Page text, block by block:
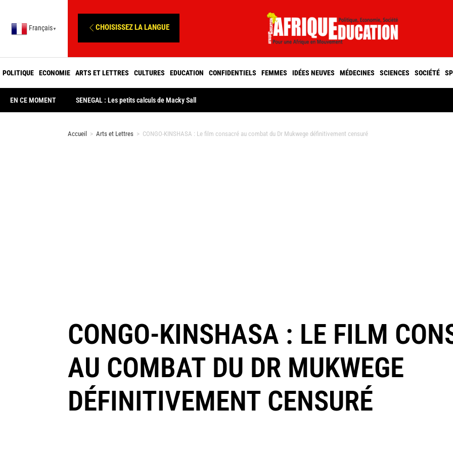
Français ▼ CHOISISSEZ LA LANGUE
POLITIQUE ECONOMIE ARTS ET LETTRES CULTURES EDUCATION CONFIDENTIELS FEMMES IDÉES NEUVES MÉDECINES SCIENCES SOCIÉTÉ
EN CE MOMENT SENEGAL : Les petits calculs de Macky Sall
Accueil > Arts et Lettres > CONGO-KINSHASA : Le film consacré au combat du Dr Mukwege définitivement censuré
CONGO-KINSHASA : LE FILM
AU COMBAT DU DR MUKWEGE
DÉFINITIVEMENT CENSURÉ